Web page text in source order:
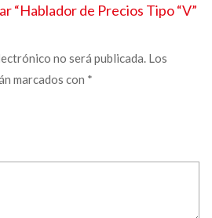
“Hablador de Precios Tipo “V”
no será publicada. Los
marcados con *